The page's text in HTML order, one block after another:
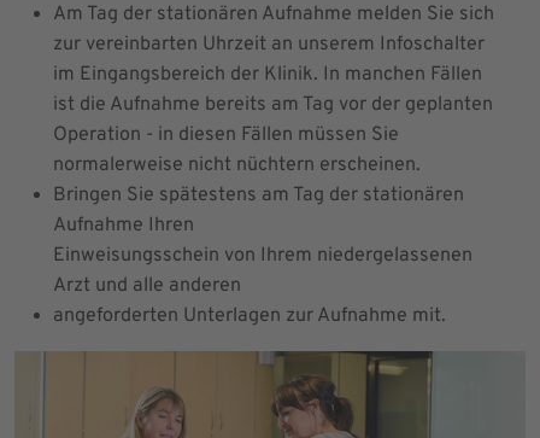
Am Tag der stationären Aufnahme melden Sie sich
zur vereinbarten Uhrzeit an unserem Infoschalter
im Eingangsbereich der Klinik. In manchen Fällen
ist die Aufnahme bereits am Tag vor der geplanten
Operation - in diesen Fällen müssen Sie
normalerweise nicht nüchtern erscheinen.
Bringen Sie spätestens am Tag der stationären
Aufnahme Ihren
Einweisungsschein von Ihrem niedergelassenen
Arzt und alle anderen
angeforderten Unterlagen zur Aufnahme mit.